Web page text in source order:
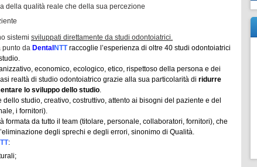
della qualità reale che della sua percezione
sistemi sviluppati direttamente da studi odontoiatrici.
punto da Dental NTTraccoglie l’esperienza di oltre 40 studi odontoiatrici
economico, ecologico, etico, rispettoso della persona e dei
realtà di studio odontoiatrico grazie alla sua particolarità di ridurre
lo sviluppo dello studio.
dello studio, creativo, costruttivo, attento ai bisogni del paziente e del
i fornitori).
formata da tutto il team (titolare, personale, collaboratori, fornitori), che
degli sprechi e degli errori, sinonimo di Qualità.
: